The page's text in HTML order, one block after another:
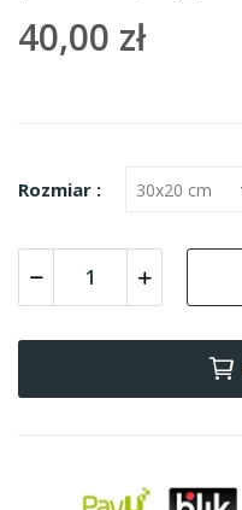
40,00 zł
Rozmiar :